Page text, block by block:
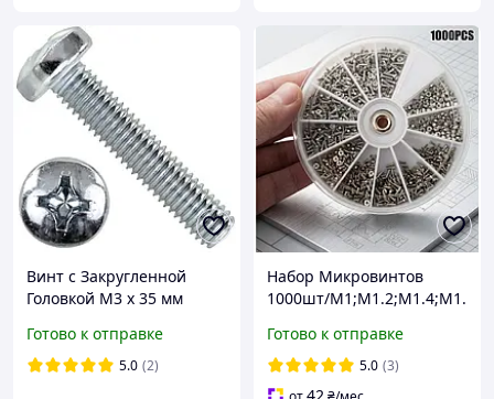
Винт c Закругленной
Головкой М3 х 35 мм
DIN 7985
Готово к отправке
5.0 (2)
Набор Микровинтов
1000шт/M1;M1.2;M1.4;M1.
Нержавеющая Сталь
Spec (SP-0671001)
Готово к отправке
5.0 (3)